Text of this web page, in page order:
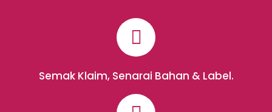
Semak Klaim, Senarai Bahan & Label.